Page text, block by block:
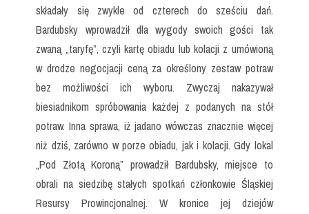
składały się zwykle od czterech do sześciu dań.
Bardubsky wprowadził dla wygody swoich gości tak
zwaną „taryfę”, czyli kartę obiadu lub kolacji z umówioną
w drodze negocjacji ceną za określony zestaw potraw
bez możliwości ich wyboru. Zwyczaj nakazywał
biesiadnikom spróbowania każdej z podanych na stół
potraw. Inna sprawa, iż jadano wówczas znacznie więcej
niż dziś, zarówno w porze obiadu, jak i kolacji. Gdy lokal
„Pod Złotą Koroną” prowadził Bardubsky, miejsce to
obrali na siedzibę stałych spotkań członkowie Śląskiej
Resursy Prowincjonalnej. W kronice jej dziejów